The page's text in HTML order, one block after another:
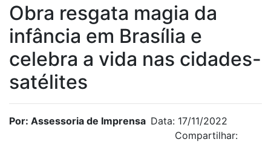
Obra resgata magia da
infância em Brasília e
celebra a vida nas cidades-
satélites
Por: Assessoria de Imprensa Data: 17/11/2022
Compartilhar: